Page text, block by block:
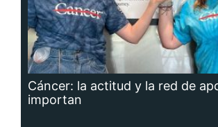
Cáncer: la actitud y la red de
importan